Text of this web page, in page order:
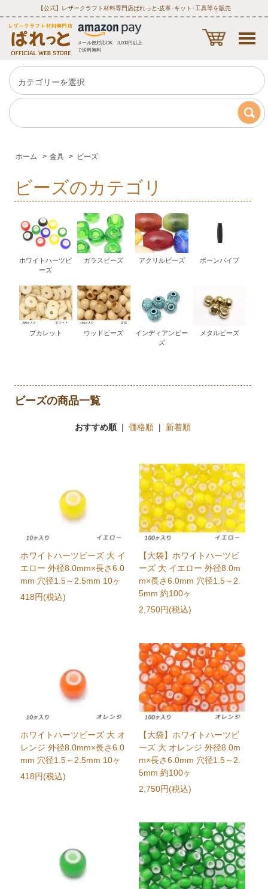
【公式】レザークラフト材料専門店ぱれっと‐皮革･キット･工具等を販売
メール便対応OK 3,000円以上
で送料無料
ホーム > 金具 > ビーズ
ビーズのカテゴリ
ホワイトハーツビ
ーズ
ガラスビーズ アクリルビーズ ボーンパイプ
プカレット ウッドビーズ
インディアンビー
ズ
メタルビーズ
ビーズの商品一覧
おすすめ順| 価格順| 新着順
ホワイトハーツビーズ 大 イ
エロー 外径8.0mm×長さ6.0
mm 穴径1.5～2.5mm 10ヶ
418円(税込)
【大袋】ホワイトハーツビ
ーズ 大 イエロー 外径8.0m
m×長さ6.0mm 穴径1.5～2.
5mm 約100ヶ
2,750円(税込)
ホワイトハーツビーズ 大 オ
レンジ 外径8.0mm×長さ6.0
mm 穴径1.5～2.5mm 10ヶ
418円(税込)
【大袋】ホワイトハーツビ
ーズ 大 オレンジ 外径8.0m
m×長さ6.0mm 穴径1.5～2.
5mm 約100ヶ
2,750円(税込)